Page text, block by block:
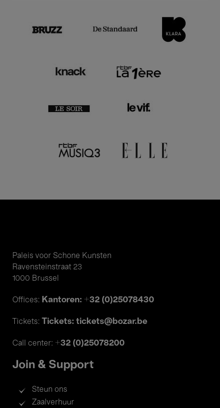
Paleis voor Schone Kunsten
Ravensteinstraat 23
1000 Brussel
Offices: Kantoren: +32 (0)25078430
Tickets: Tickets: tickets@bozar.be
Call center: +32 (0)25078200
Join & Support
Steun ons
Zaalverhuur